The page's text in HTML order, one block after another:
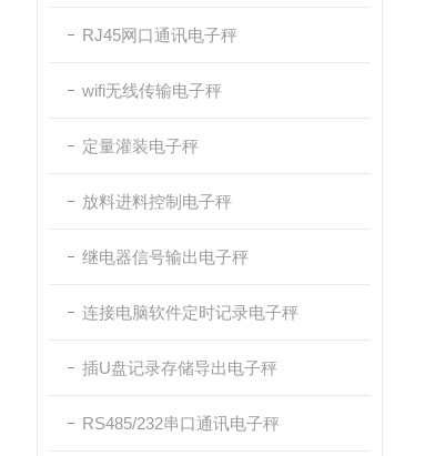
RJ45网口通讯电子秤
wifi无线传输电子秤
定量灌装电子秤
放料进料控制电子秤
继电器信号输出电子秤
连接电脑软件定时记录电子秤
插U盘记录存储导出电子秤
RS485/232串口通讯电子秤